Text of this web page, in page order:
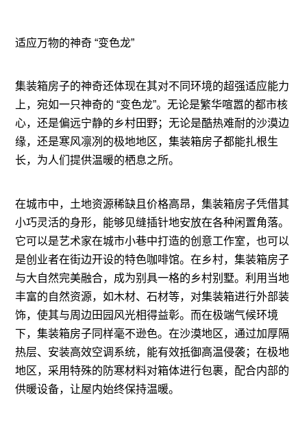
适应万物的神奇 “变色龙”
集装箱房子的神奇还体现在其对不同环境的超强适应能力
上，宛如一只神奇的 “变色龙”。无论是繁华喧嚣的都市核
心，还是偏远宁静的乡村田野；无论是酷热难耐的沙漠边
缘，还是寒风凛冽的极地地区，集装箱房子都能扎根生
长，为人们提供温暖的栖息之所。
在城市中，土地资源稀缺且价格高昂，集装箱房子凭借其
小巧灵活的身形，能够见缝插针地安放在各种闲置角落。
它可以是艺术家在城市小巷中打造的创意工作室，也可以
是创业者在街边开设的特色咖啡馆。在乡村，集装箱房子
与大自然完美融合，成为别具一格的乡村别墅。利用当地
丰富的自然资源，如木材、石材等，对集装箱进行外部装
饰，使其与周边田园风光相得益彰。而在极端气候环境
下，集装箱房子同样毫不逊色。在沙漠地区，通过加厚隔
热层、安装高效空调系统，能有效抵御高温侵袭；在极地
地区，采用特殊的防寒材料对箱体进行包裹，配合内部的
供暖设备，让屋内始终保持温暖。